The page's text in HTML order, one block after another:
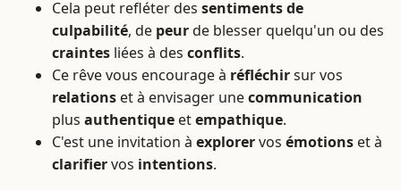
Cela peut refléter des sentiments de
culpabilité, de peurde blesser quelqu'un ou des
craintes liées à des conflits.
Ce rêve vous encourage à réfléchirsur vos
relations et à envisager unecommunication
plus authentique etempathique.
C'est une invitation à explorervos émotions et à
clarifiervos intentions.